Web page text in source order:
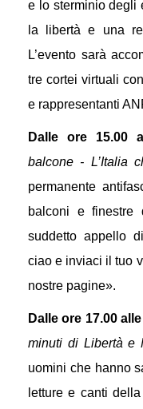
e lo sterminio degli
la libertà e una
L’evento sarà
tre cortei virtuali
e rappresentanti
Dalle ore 15.00
balcone - L’Italia
permanente
balconi e finestre
suddetto appello
ciao e inviaci il tuo
nostre pagine».
Dalle ore 17.00
minuti di Libertà e
uomini che hanno
letture e canti